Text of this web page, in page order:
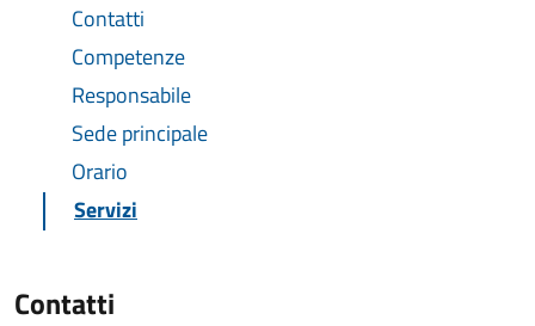
Contatti
Competenze
Responsabile
Sede principale
Orario
Servizi
Contatti